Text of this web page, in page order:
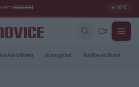
OGLASI ☀️26°C
Koroškem Dravograd Radlje ob Dravi